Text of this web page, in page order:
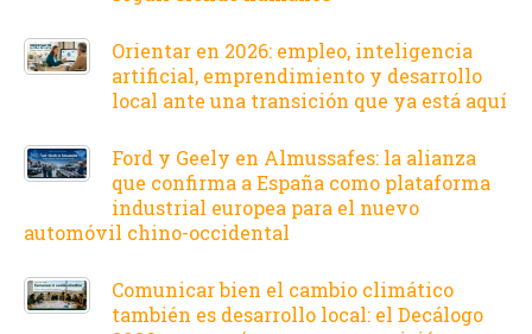
Orientar en 2026: empleo, inteligencia
artificial, emprendimiento y desarrollo
local ante una transición que ya está aquí
Ford y Geely en Almussafes: la alianza
que confirma a España como plataforma
industrial europea para el nuevo
automóvil chino-occidental
Comunicar bien el cambio climático
también es desarrollo local: el Decálogo